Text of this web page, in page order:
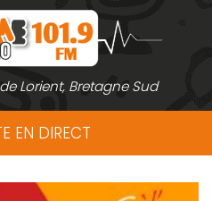
Lorient, Bretagne Sud
EN DIRECT